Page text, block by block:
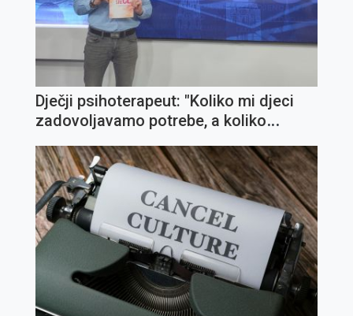
Dječji psihoterapeut: "Koliko mi djeci
zadovoljavamo potrebe, a koliko